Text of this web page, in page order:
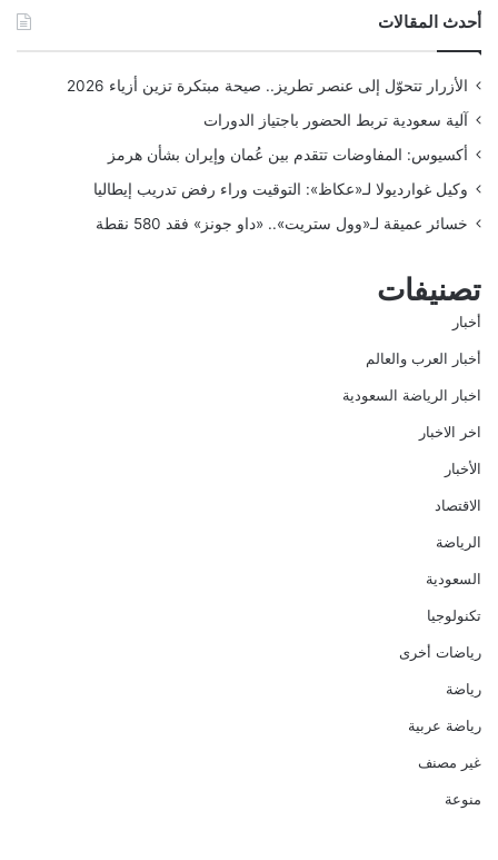
أحدث المقالات
الأزرار تتحوّل إلى عنصر تطريز.. صيحة مبتكرة تزين أزياء 2026
آلية سعودية تربط الحضور باجتياز الدورات
أكسيوس: المفاوضات تتقدم بين عُمان وإيران بشأن هرمز
وكيل غوارديولا لـ«عكاظ»: التوقيت وراء رفض تدريب إيطاليا
خسائر عميقة لـ«وول ستريت».. «داو جونز» فقد 580 نقطة
تصنيفات
أخبار
أخبار العرب والعالم
اخبار الرياضة السعودية
اخر الاخبار
الأخبار
الاقتصاد
الرياضة
السعودية
تكنولوجيا
رياضات أخرى
رياضة
رياضة عربية
غير مصنف
منوعة